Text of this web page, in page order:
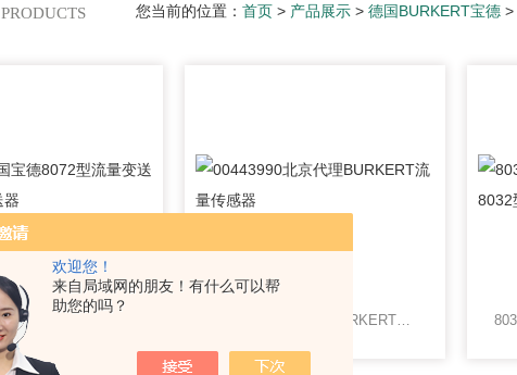
欢迎您！
来自局域网的朋友！有什么可以帮
助您的吗？
PRODUCTS 您当前的位置： 首页 > 产品展示 > 德国BURKERT宝德 >
00443990北京代理BURKERT流量传感器